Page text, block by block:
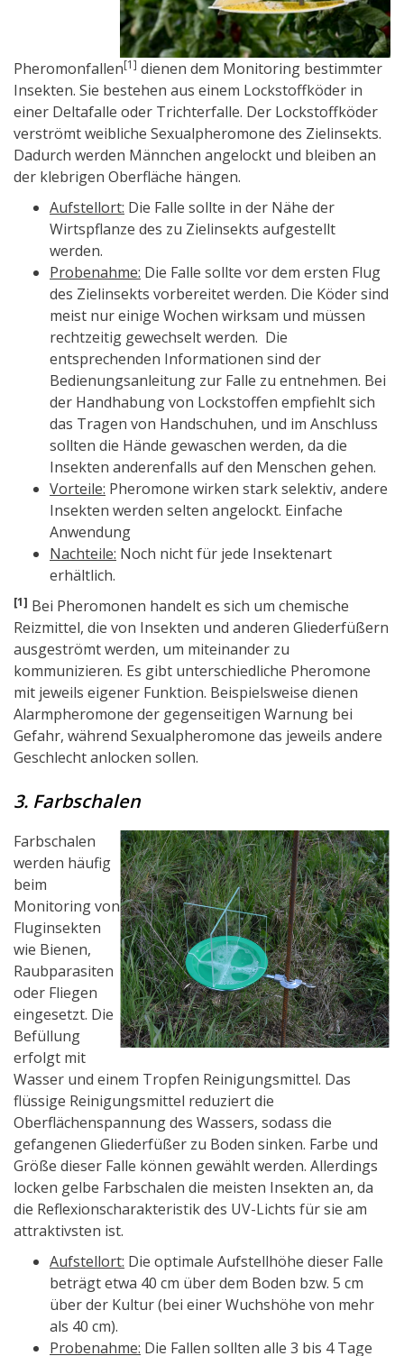
Pheromonfallen[1] dienen dem Monitoring bestimmter
Insekten. Sie bestehen aus einem Lockstoffköder in
einer Deltafalle oder Trichterfalle. Der Lockstoffköder
verströmt weibliche Sexualpheromone des Zielinsekts.
Dadurch werden Männchen angelockt und bleiben an
der klebrigen Oberfläche hängen.
Aufstellort: Die Falle sollte in der Nähe der
Wirtspflanze des zu Zielinsekts aufgestellt
werden.
Probenahme: Die Falle sollte vor dem ersten Flug
des Zielinsekts vorbereitet werden. Die Köder sind
meist nur einige Wochen wirksam und müssen
rechtzeitig gewechselt werden. Die
entsprechenden Informationen sind der
Bedienungsanleitung zur Falle zu entnehmen. Bei
der Handhabung von Lockstoffen empfiehlt sich
das Tragen von Handschuhen, und im Anschluss
sollten die Hände gewaschen werden, da die
Insekten anderenfalls auf den Menschen gehen.
Vorteile: Pheromone wirken stark selektiv, andere
Insekten werden selten angelockt. Einfache
Anwendung
Nachteile: Noch nicht für jede Insektenart
erhältlich.
[1] Bei Pheromonen handelt es sich um chemische
Reizmittel, die von Insekten und anderen Gliederfüßern
ausgeströmt werden, um miteinander zu
kommunizieren. Es gibt unterschiedliche Pheromone
mit jeweils eigener Funktion. Beispielsweise dienen
Alarmpheromone der gegenseitigen Warnung bei
Gefahr, während Sexualpheromone das jeweils andere
Geschlecht anlocken sollen.
3. Farbschalen
Farbschalen
werden häufig
beim
Monitoring von
Fluginsekten
wie Bienen,
Raubparasiten
oder Fliegen
eingesetzt. Die
Befüllung
erfolgt mit
Wasser und einem Tropfen Reinigungsmittel. Das
flüssige Reinigungsmittel reduziert die
Oberflächenspannung des Wassers, sodass die
gefangenen Gliederfüßer zu Boden sinken. Farbe und
Größe dieser Falle können gewählt werden. Allerdings
locken gelbe Farbschalen die meisten Insekten an, da
die Reflexionscharakteristik des UV-Lichts für sie am
attraktivsten ist.
Aufstellort: Die optimale Aufstellhöhe dieser Falle
beträgt etwa 40 cm über dem Boden bzw. 5 cm
über der Kultur (bei einer Wuchshöhe von mehr
als 40 cm).
Probenahme: Die Fallen sollten alle 3 bis 4 Tage